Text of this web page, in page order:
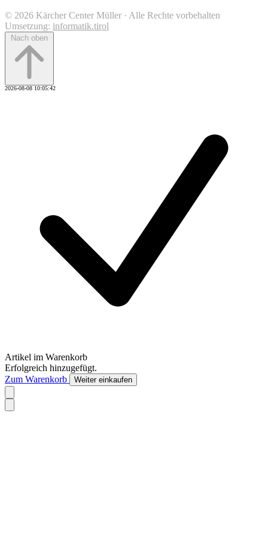
© 2026 Kärcher Center Müller · Alle Rechte vorbehalten
Umsetzung: informatik.tirol
Nach oben
2026-08-08 10:05:42
Artikel im Warenkorb
Erfolgreich hinzugefügt.
Zum Warenkorb
Weiter einkaufen